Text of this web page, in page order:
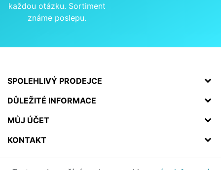
každou otázku. Sortiment
známe poslepu.
SPOLEHLIVÝ PRODEJCE
DŮLEŽITÉ INFORMACE
MŮJ ÚČET
KONTAKT